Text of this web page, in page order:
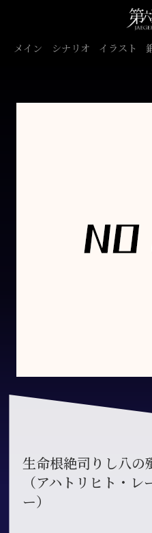
メイン シナリオ イラスト
生命根絶司りし八の
（アハトリヒト・
ー）